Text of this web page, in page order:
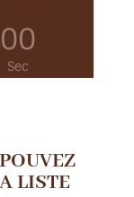
00
Sec
LISTE